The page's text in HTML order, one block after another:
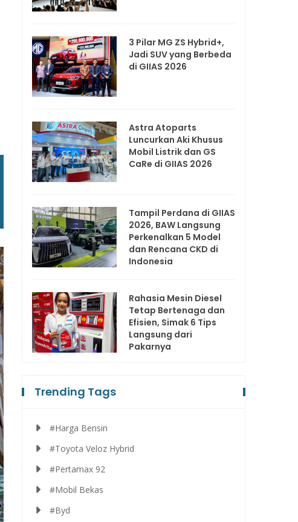
3 Pilar MG ZS Hybrid+,
Jadi SUV yang Berbeda
di GIIAS 2026
Astra Atoparts
Luncurkan Aki Khusus
Mobil Listrik dan GS
CaRe di GIIAS 2026
Tampil Perdana di GIIAS
2026, BAW Langsung
Perkenalkan 5 Model
dan Rencana CKD di
Indonesia
Rahasia Mesin Diesel
Tetap Bertenaga dan
Efisien, Simak 6 Tips
Langsung dari
Pakarnya
Trending Tags
#Harga Bensin
#Toyota Veloz Hybrid
#Pertamax 92
#Mobil Bekas
#Byd